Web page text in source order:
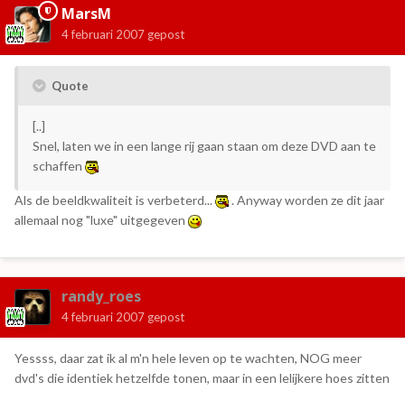
MarsM
4 februari 2007 gepost
Quote
[..]
Snel, laten we in een lange rij gaan staan om deze DVD aan te
schaffen
Als de beeldkwaliteit is verbeterd...
. Anyway worden ze dit jaar
allemaal nog "luxe" uitgegeven
randy_roes
4 februari 2007 gepost
Yessss, daar zat ik al m'n hele leven op te wachten, NOG meer
dvd's die identiek hetzelfde tonen, maar in een lelijkere hoes zitten